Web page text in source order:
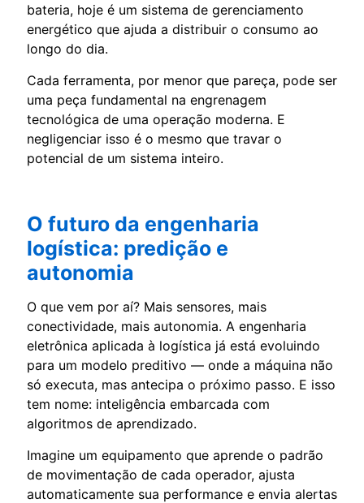
bateria, hoje é um sistema de gerenciamento
energético que ajuda a distribuir o consumo ao
longo do dia.
Cada ferramenta, por menor que pareça, pode ser
uma peça fundamental na engrenagem
tecnológica de uma operação moderna. E
negligenciar isso é o mesmo que travar o
potencial de um sistema inteiro.
O futuro da engenharia
logística: predição e
autonomia
O que vem por aí? Mais sensores, mais
conectividade, mais autonomia. A engenharia
eletrônica aplicada à logística já está evoluindo
para um modelo preditivo — onde a máquina não
só executa, mas antecipa o próximo passo. E isso
tem nome: inteligência embarcada com
algoritmos de aprendizado.
Imagine um equipamento que aprende o padrão
de movimentação de cada operador, ajusta
automaticamente sua performance e envia alertas